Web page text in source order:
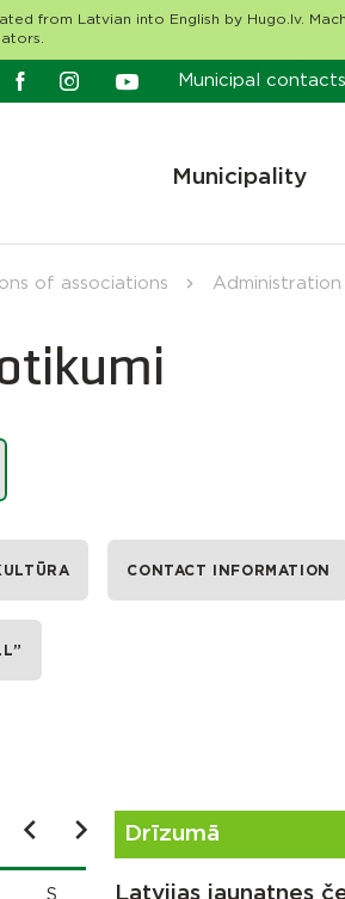
from Latvian into English by Hugo.lv.
Municipal contacts
Municipality
of associations
CONTACT INFORMATION
S
Drīzumā
Latvijas jaunatnes